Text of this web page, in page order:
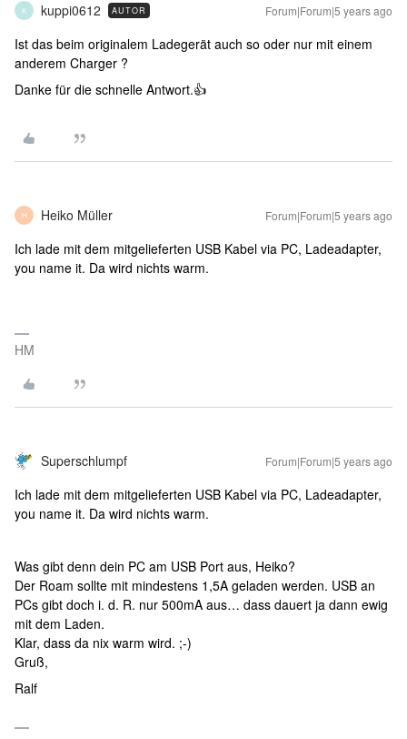
K kuppi0612 AUTOR Forum|Forum|5 years ago
Ist das beim originalem Ladegerät auch so oder nur mit einem
anderem Charger ?
Danke für die schnelle Antwort.👍
H Heiko Müller Forum|Forum|5 years ago
Ich lade mit dem mitgelieferten USB Kabel via PC, Ladeadapter,
you name it. Da wird nichts warm.
HM
Superschlumpf Forum|Forum|5 years ago
Ich lade mit dem mitgelieferten USB Kabel via PC, Ladeadapter,
you name it. Da wird nichts warm.
Was gibt denn dein PC am USB Port aus, Heiko?
Der Roam sollte mit mindestens 1,5A geladen werden. USB an
PCs gibt doch i. d. R. nur 500mA aus… dass dauert ja dann ewig
mit dem Laden.
Klar, dass da nix warm wird. ;-)
Gruß,
Ralf